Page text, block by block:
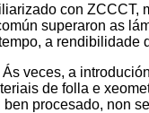
con ZCCCT,
superaron as
a rendibilidade
veces, a
de folla e
procesado, non